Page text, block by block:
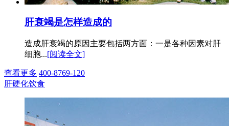
肝衰竭是怎样造成的
造成肝衰竭的原因主要包括两方面：一是各种因素对肝
细胞...[阅读全文]
查看更多 400-8769-120
肝硬化饮食